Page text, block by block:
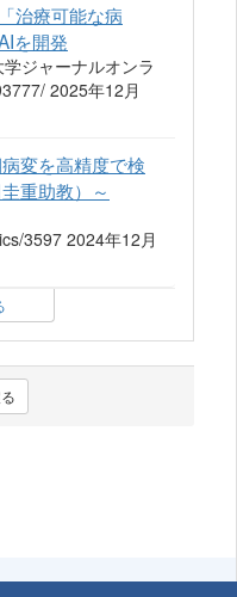
治療可能な病
を開発
ジャーナルオンラ
2025年12月
変を高精度で検
重助教）～
3597 2024年12月